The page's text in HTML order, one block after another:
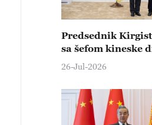
Predsednik
sa šefom kineske
26-Jul-2026